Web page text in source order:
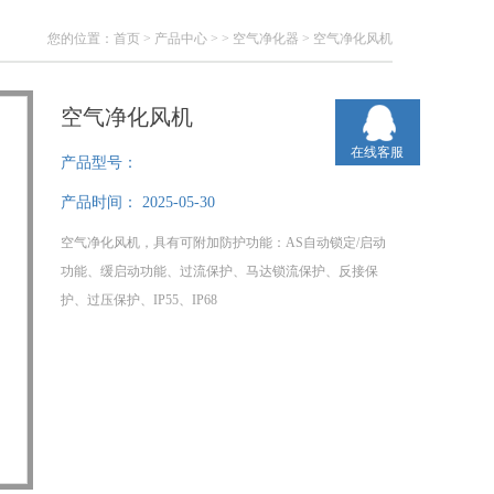
您的位置： 首页 > 产品中心 > > 空气净化器 > 空气净化风机
空气净化风机
产品型号：
产品时间： 2025-05-30
空气净化风机，具有可附加防护功能：AS自动锁定/启动
功能、缓启动功能、过流保护、马达锁流保护、反接保
护、过压保护、IP55、IP68
在线客服